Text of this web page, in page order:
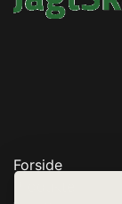
Forside